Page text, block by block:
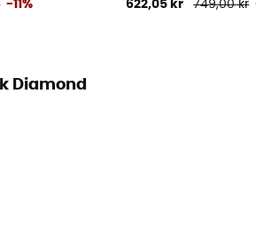
-11% 622,05 kr 749,00 kr
Diamond